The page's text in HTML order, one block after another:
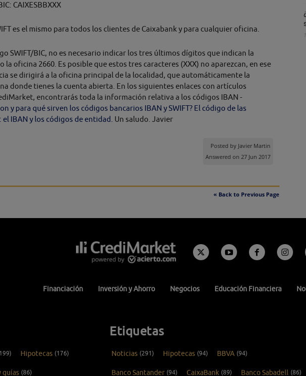
CAIXESBBXXX
es el mismo para todos los clientes de Caixabank y para cualquier oficina.
SWIFT/BIC, no es necesario indicar los tres últimos dígitos que indican la
la oficina 2660. Es posible que estos tres caracteres (XXX) no aparezcan, en ese
se dirigirá a la oficina principal de la localidad, que automáticamente la
donde tienes la cuenta abierta. En los siguientes enlaces con artículos
encontrarás toda la información relativa a los códigos IBAN -
y para qué sirven los códigos bancarios IBAN y SWIFT? El código de las
IBAN y los códigos de entidad. Un saludo. Javier
Posted by Javier Martin
Answered on 27 Jun 2017
« Back to Previous Page
Financiación Inversión y Ahorro Negocios Educación Financiera
Hipotecas (176)
guías (86)
Etiquetas
Noticias (291) Hipotecas (94) BBVA (94)
Banco Santander (94) CaixaBank (89) Banco Sabadell (86)